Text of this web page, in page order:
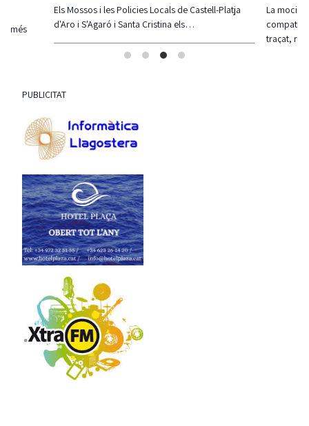
més
Els Mossos i les Policies Locals de Castell-Platja
d'Aro i S'Agaró i Santa Cristina els…
La moció
traçat,
PUBLICITAT